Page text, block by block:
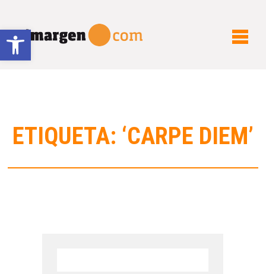
Abrir barra de herramientas
ETIQUETA: ‘CARPE DIEM’